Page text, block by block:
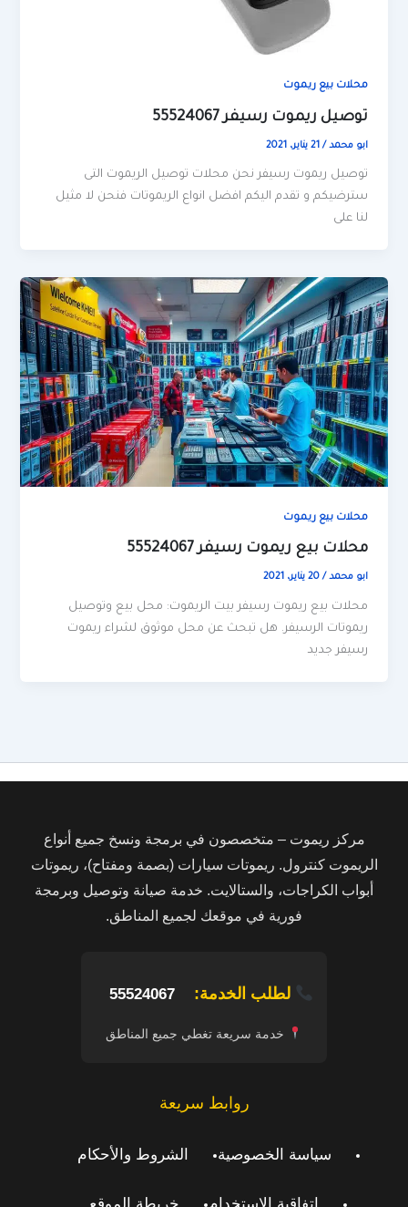
محلات بيع ريموت
توصيل ريموت رسيفر 55524067
ابو محمد/21 يناير، 2021
توصيل ريموت رسيفر نحن محلات توصيل الريموت التى
سترضيكم و تقدم اليكم افضل انواع الريموتات فنحن لا مثيل
لنا على
محلات بيع ريموت
محلات بيع ريموت رسيفر 55524067
ابو محمد/20 يناير، 2021
محلات بيع ريموت رسيفر بيت الريموت: محل بيع وتوصيل
ريموتات الرسيفر. هل تبحث عن محل موثوق لشراء ريموت
رسيفر جديد
مركز ريموت – متخصصون في برمجة ونسخ جميع أنواع
الريموت كنترول. ريموتات سيارات (بصمة ومفتاح)، ريموتات
أبواب الكراجات، والستالايت. خدمة صيانة وتوصيل وبرمجة
فورية في موقعك لجميع المناطق.
لطلب الخدمة: 55524067
خدمة سريعة تغطي جميع المناطق
روابط سريعة
سياسة الخصوصية الشروط والأحكام